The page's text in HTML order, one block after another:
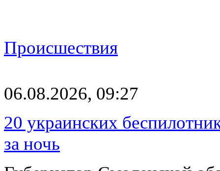
Происшествия
06.08.2026, 09:27
20 украинских
за ночь